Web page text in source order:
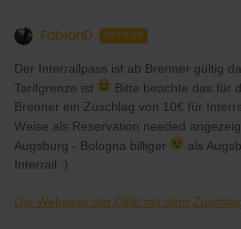
FabianD AUTHOR
Der Interrailpass ist ab Brenner gültig
Tarifgrenze ist
Bitte beachte das für
Brenner ein Zuschlag von 10€ für
Weise als Reservation needed
Augsburg - Bologna billiger
als
Interrail :)
Die Webseite der ÖBB mit dem